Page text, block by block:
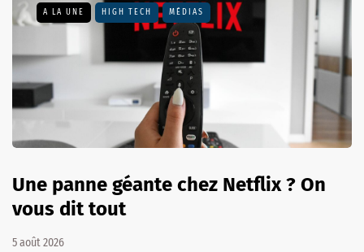
A LA UNE HIGH TECH MÉDIAS
Une panne géante chez Netflix ? On
vous dit tout
5 août 2026